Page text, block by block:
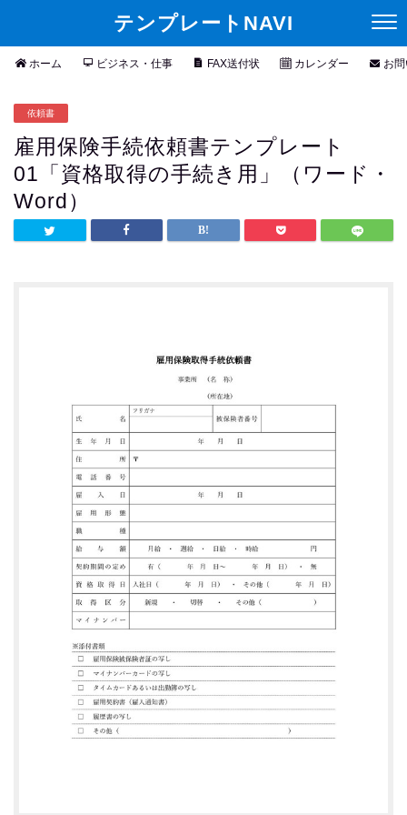
テンプレートNAVI
ホーム ビジネス・仕事 FAX送付状 カレンダー お
依頼書
雇用保険手続依頼書テンプレート
01「資格取得の手続き用」（ワード・
Word）